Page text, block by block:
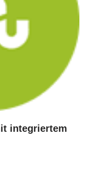
integriertem